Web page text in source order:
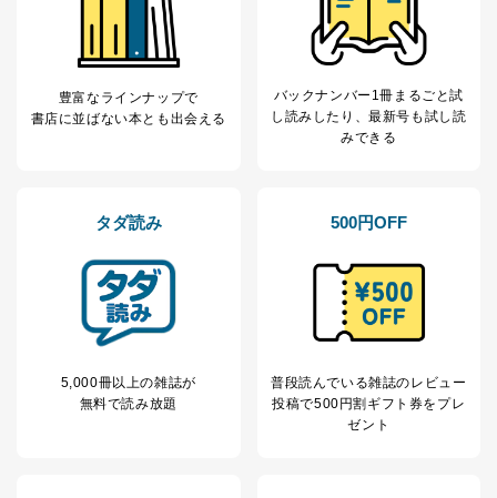
当社は、本人から、開示対象個人情報について利用目的
の通知を求められた場合には、遅滞なくこれに応じま
利用目的の通知を行なうことはできません。そのとき
は、本人に遅滞無くその旨を通知するとともに、理由を
害するおそれがある場合
②利用目的を本人に通知し、又は公表することによって
当該事業者の権利又は正当な利益を害するおそれがある
③国の機関又は地方公共団体が法令の定める事務を遂行
することに対して協力する必要がある場合であって、利
用目的を本人に通知し、又は公表することによって当該
④開示対象個人情報の利用目的が明らかな場合
開示対象個人情報については、保有個人データの本人ま
豊富なラインナップで
書店に並ばない本とも出会える
バックナンバー1冊まるごと試
し読み したり、最新号も試し読
みできる
タダ読み
5,000冊以上の雑誌が
無料で読み放題
500円OFF
普段読んでいる雑誌のレビュー
投稿で500円割ギフト券をプレ
ゼント